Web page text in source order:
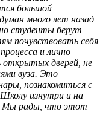
большой
много лет назад
студенты берут
почувствовать себя
и лично
открытых дверей, не
вуза. Это
познакомиться с
изнутри и на
Мы рады, что этот